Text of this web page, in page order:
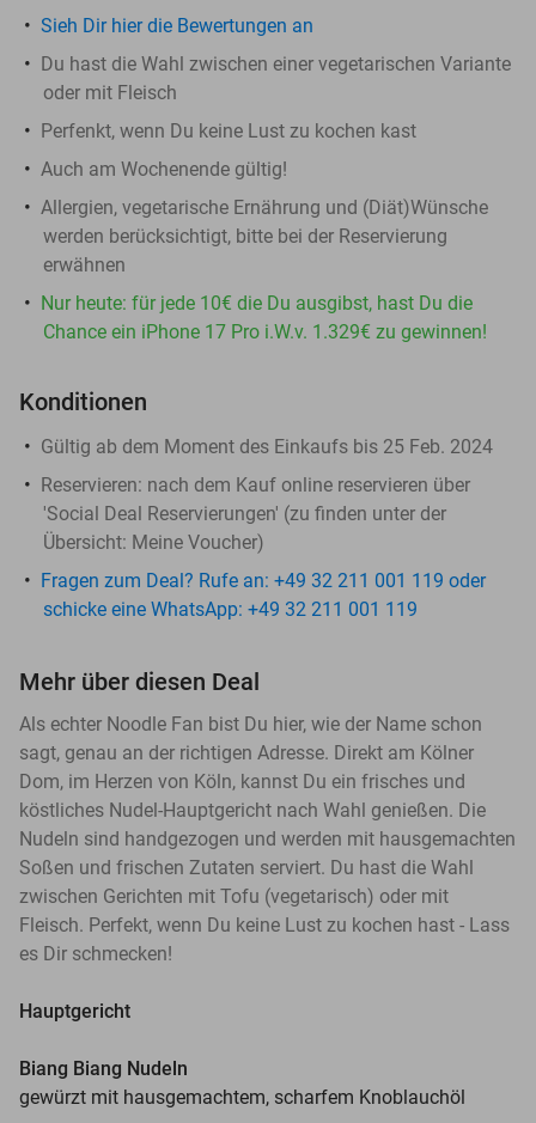
Sieh Dir hier die Bewertungen an
Du hast die Wahl zwischen einer vegetarischen Variante
oder mit Fleisch
Perfenkt, wenn Du keine Lust zu kochen kast
Auch am Wochenende gültig!
Allergien, vegetarische Ernährung und (Diät)Wünsche
werden berücksichtigt, bitte bei der Reservierung
erwähnen
Nur heute: für jede 10€ die Du ausgibst, hast Du die
Chance ein iPhone 17 Pro i.W.v. 1.329€ zu gewinnen!
Konditionen
Gültig ab dem Moment des Einkaufs bis 25 Feb. 2024
Reservieren: nach dem Kauf online reservieren über
'Social Deal Reservierungen' (zu finden unter der
Übersicht: Meine Voucher)
Fragen zum Deal? Rufe an: +49 32 211 001 119 oder
schicke eine WhatsApp: +49 32 211 001 119
Mehr über diesen Deal
Als echter Noodle Fan bist Du hier, wie der Name schon
sagt, genau an der richtigen Adresse. Direkt am Kölner
Dom, im Herzen von Köln, kannst Du ein frisches und
köstliches Nudel-Hauptgericht nach Wahl genießen. Die
Nudeln sind handgezogen und werden mit hausgemachten
Soßen und frischen Zutaten serviert. Du hast die Wahl
zwischen Gerichten mit Tofu (vegetarisch) oder mit
Fleisch. Perfekt, wenn Du keine Lust zu kochen hast - Lass
es Dir schmecken!
Hauptgericht
Biang Biang Nudeln
gewürzt mit hausgemachtem, scharfem Knoblauchöl